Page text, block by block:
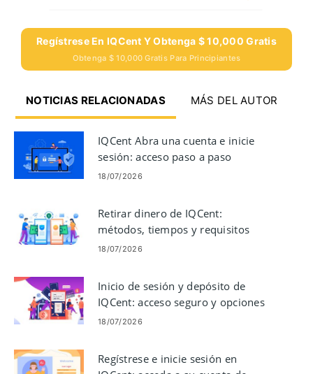
Regístrese En IQCent Y Obtenga $ 10,000 Gratis
Obtenga $ 10,000 Gratis Para Principiantes
NOTICIAS RELACIONADAS MÁS DEL AUTOR
IQCent Abra una cuenta e inicie
sesión: acceso paso a paso
18/07/2026
Retirar dinero de IQCent:
métodos, tiempos y requisitos
18/07/2026
Inicio de sesión y depósito de
IQCent: acceso seguro y opciones
de financiación
18/07/2026
Regístrese e inicie sesión en